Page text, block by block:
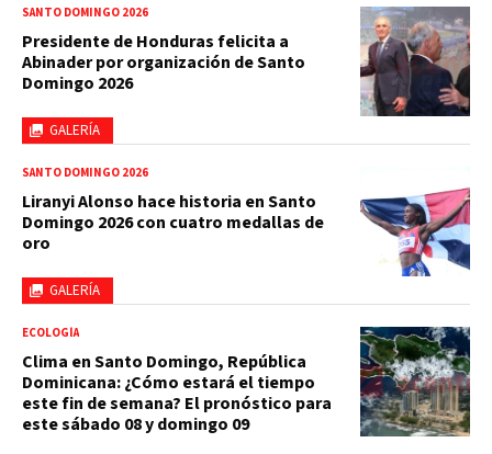
GALERÍA
SANTO DOMINGO 2026
Presidente de Honduras felicita a
Abinader por organización de Santo
Domingo 2026
GALERÍA
SANTO DOMINGO 2026
Liranyi Alonso hace historia en Santo
Domingo 2026 con cuatro medallas de
oro
ECOLOGÍA
Clima en Santo Domingo, República
Dominicana: ¿Cómo estará el tiempo
este fin de semana? El pronóstico para
este sábado 08 y domingo 09